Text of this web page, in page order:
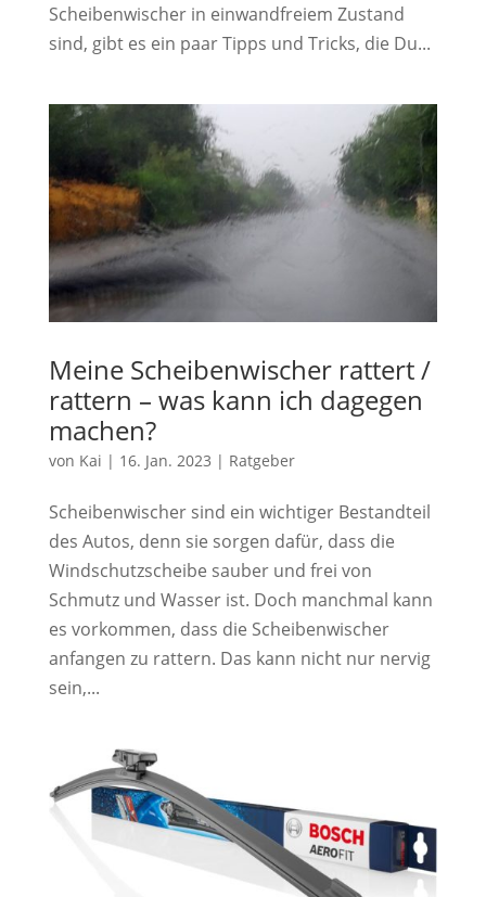
Scheibenwischer in einwandfreiem Zustand
sind, gibt es ein paar Tipps und Tricks, die Du...
Meine Scheibenwischer rattert /
rattern – was kann ich dagegen
machen?
von Kai | 16. Jan. 2023 | Ratgeber
Scheibenwischer sind ein wichtiger Bestandteil
des Autos, denn sie sorgen dafür, dass die
Windschutzscheibe sauber und frei von
Schmutz und Wasser ist. Doch manchmal kann
es vorkommen, dass die Scheibenwischer
anfangen zu rattern. Das kann nicht nur nervig
sein,...